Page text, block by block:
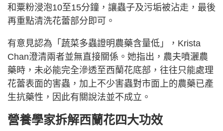
和粟粉浸泡10至15分鐘，讓蟲子及污垢被沾走，最後
再重點清洗花蕾部分即可。
有意見認為「蔬菜多蟲證明農藥含量低」，Krista
Chan澄清兩者並無直接關係。她指出，農夫噴灑農
藥時，未必能完全滲透至西蘭花底部，往往只能處理
花蕾表面的害蟲，加上不少害蟲對市面上的農藥已產
生抗藥性，因此有關說法並不成立。
營養學家拆解西蘭花四大功效